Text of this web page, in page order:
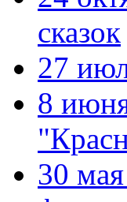
сказок
27
8
30